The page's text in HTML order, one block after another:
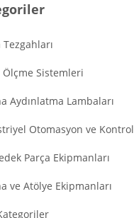
Tezgahları
Sistemleri
Aydınlatma Lambaları
Otomasyon ve Kontrol
Parça Ekipmanları
ve Atölye Ekipmanları